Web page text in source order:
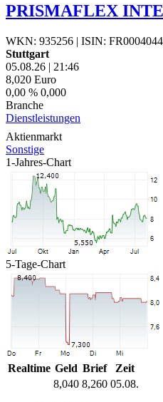
PRISMAFLEX
WKN: 935256 | ISIN:
Stuttgart
05.08.26 | 21:46
8,020 Euro
0,00 % 0,000
Branche
Dienstleistungen
Aktienmarkt
Sonstige
1-Jahres-Chart
5-Tage-Chart
Realtime Geld Brief
Zeit
8,040 8,260 05.08.